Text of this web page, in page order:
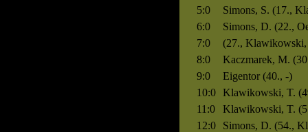
5:0
Simons, S. (17.,
6:0
Simons, D. (22.,
7:0
(27., Klawikowski,
8:0
Kaczmarek, M.
9:0
Eigentor (40., -)
10:0
Klawikowski, T.
11:0
Klawikowski, T.
12:0
Simons, D. (54.,